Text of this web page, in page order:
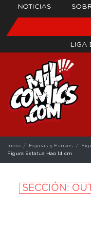
NOTICIAS
LIGA
Inicio Figuras y Funkos
Figura Estatua Hao 14 cm
SECCIÓN: